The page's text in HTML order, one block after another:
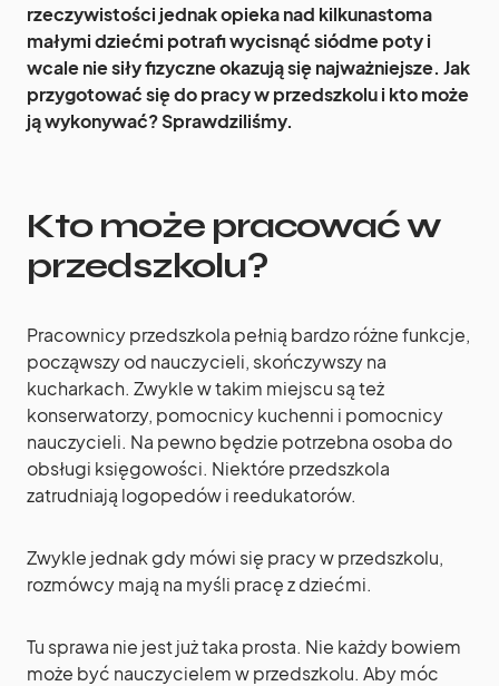
rzeczywistości jednak opieka nad kilkunastoma
małymi dziećmi potrafi wycisnąć siódme poty i
wcale nie siły fizyczne okazują się najważniejsze. Jak
przygotować się do pracy w przedszkolu i kto może
ją wykonywać? Sprawdziliśmy.
Kto może pracować w
przedszkolu?
Pracownicy przedszkola pełnią bardzo różne funkcje,
począwszy od nauczycieli, skończywszy na
kucharkach. Zwykle w takim miejscu są też
konserwatorzy, pomocnicy kuchenni i pomocnicy
nauczycieli. Na pewno będzie potrzebna osoba do
obsługi księgowości. Niektóre przedszkola
zatrudniają logopedów i reedukatorów.
Zwykle jednak gdy mówi się pracy w przedszkolu,
rozmówcy mają na myśli pracę z dziećmi.
Tu sprawa nie jest już taka prosta. Nie każdy bowiem
może być nauczycielem w przedszkolu. Aby móc